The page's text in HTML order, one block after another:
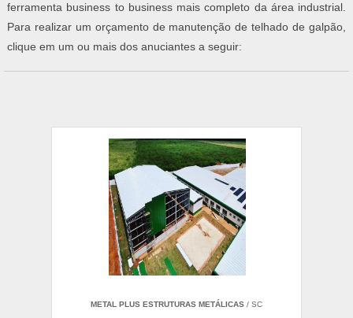
ferramenta business to business mais completo da área industrial.
Para realizar um orçamento de manutenção de telhado de galpão,
clique em um ou mais dos anuciantes a seguir:
METAL PLUS ESTRUTURAS METÁLICAS / SC